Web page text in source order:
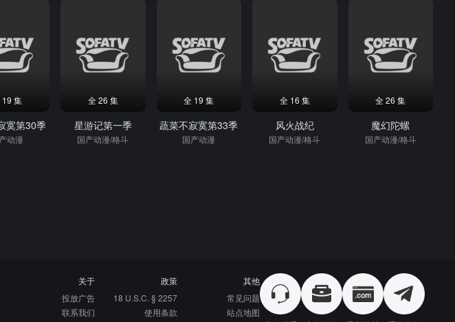
19 集
寞第30季
动漫
全 26 集
星游记第一季
国产动漫/格斗
全 19 集
蔬菜不寂寞第33季
国产动漫
全 16 集
风火战纪
国产动漫/格斗
全 26 集
魔幻陀螺
国产动漫/格斗
关于
投放广告
联系我们
政策
18 U.S.C. § 2257
使用条款
其他
常见问题
站点地图